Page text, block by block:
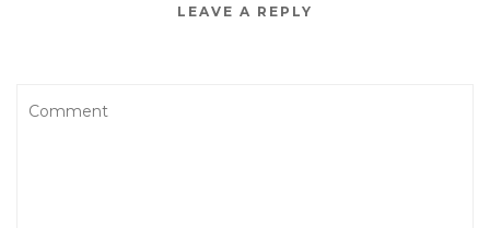
LEAVE A REPLY